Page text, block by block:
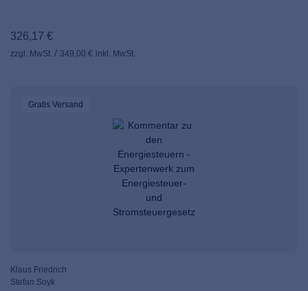
326,17 €
zzgl. MwSt. 349,00 € inkl. MwSt.
Gratis Versand
Klaus Friedrich
Stefan Soyk